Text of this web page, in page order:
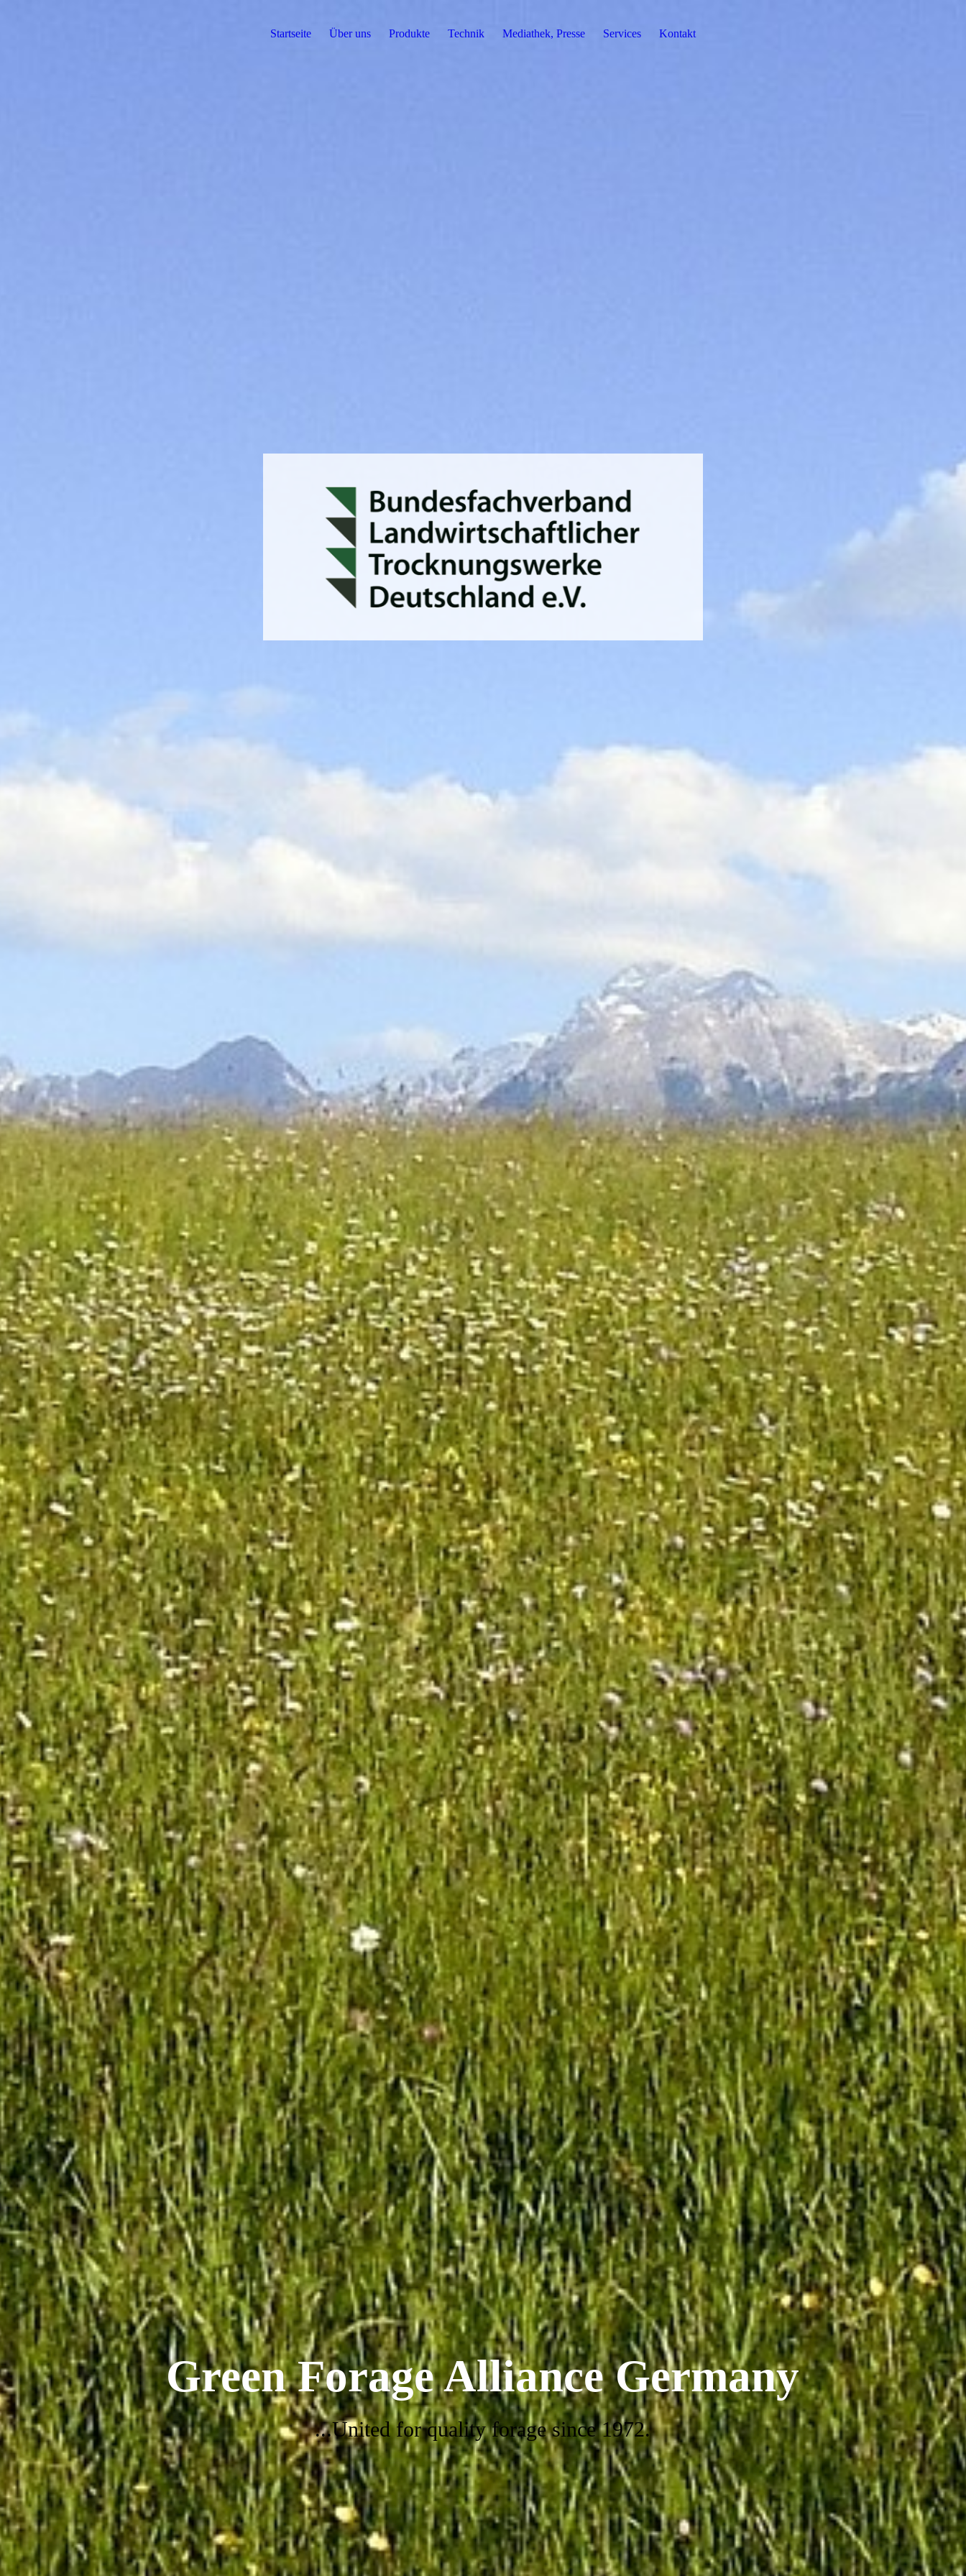
Startseite Über uns Produkte Technik Mediathek, Presse Services Kontakt
Green Forage Alliance Germany
...United for quality forage since 1972.